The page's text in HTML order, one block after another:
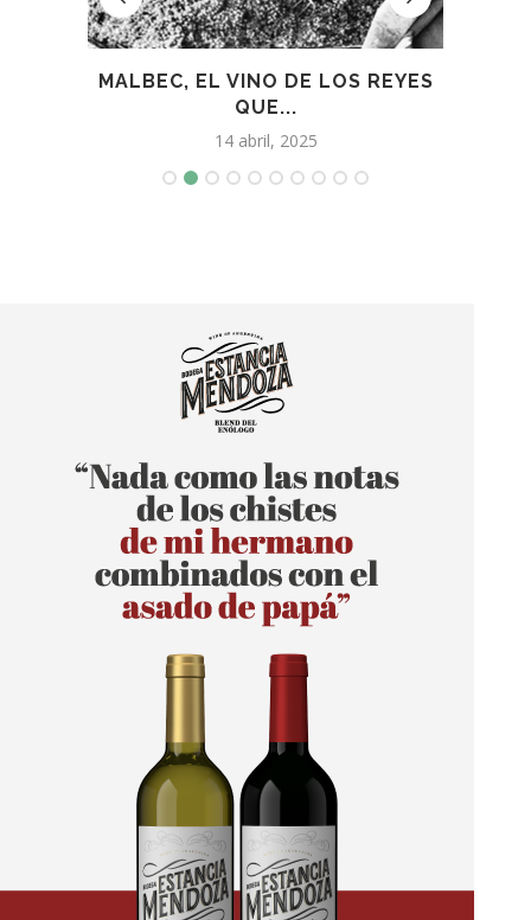
MALBEC, EL VINO DE LOS REYES
QUE...
14 abril, 2025